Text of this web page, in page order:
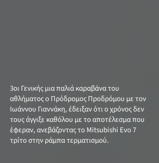
3οι Γενικής μια παλιά καραβάνα του
αθλήματος ο Πρόδρομος Προδρόμου με τον
Ιωάννου Γιαννάκη, έδειξαν ότι ο χρόνος δεν
τους άγγιξε καθόλου με το αποτέλεσμα που
έφεραν, ανεβάζοντας το Mitsubishi Evo 7
τρίτο στην ράμπα τερματισμού.